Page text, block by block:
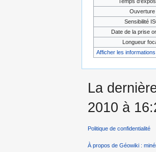
Ouverture
Sensibilité
Date de la prise
Longueur
Afficher les
La
2010 à
Politique de confidentialité
À propos de Géowiki :